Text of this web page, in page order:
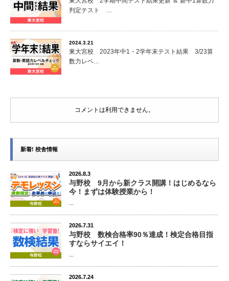
判定テスト …
2024.3.21
東大宮校 2023年中1・2学年末テスト結果 3/23算
数力レベ…
コメントは利用できません。
新着! 校舎情報
2026.8.3
与野校 9月から新クラス開講！はじめるなら
今！まずは体験授業から！
2026.7.31
与野校 数検合格率90％達成！検定合格目指
すならサイエイ！
2026.7.24